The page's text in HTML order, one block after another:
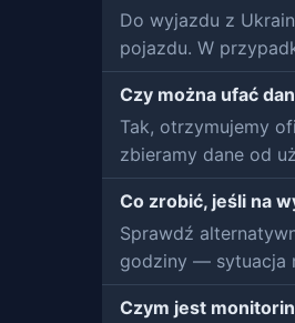
Do wyjazdu z
pojazdu. W
Czy można ufać
Tak, otrzymujemy
zbieramy dane od
Co zrobić, jeśli na
Sprawdź
godziny — sytuacja
Czym jest